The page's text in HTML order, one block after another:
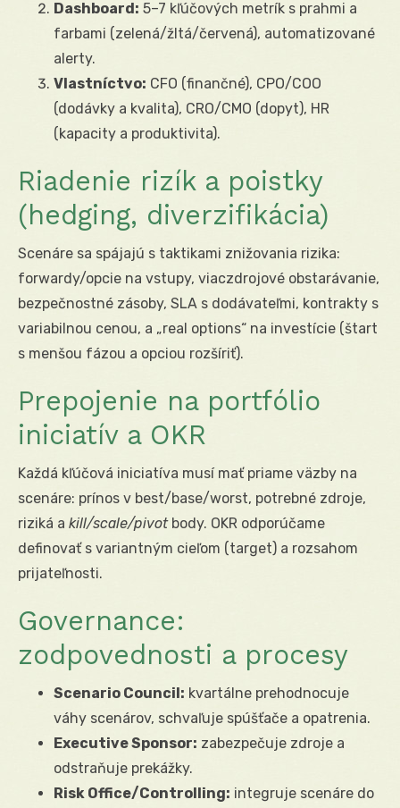
Dashboard: 5–7 kľúčových metrík s prahmi a
farbami (zelená/žltá/červená), automatizované
alerty.
Vlastníctvo: CFO (finančné), CPO/COO
(dodávky a kvalita), CRO/CMO (dopyt), HR
(kapacity a produktivita).
Riadenie rizík a poistky
(hedging, diverzifikácia)
Scenáre sa spájajú s taktikami znižovania rizika:
forwardy/opcie na vstupy, viaczdrojové obstarávanie,
bezpečnostné zásoby, SLA s dodávateľmi, kontrakty s
variabilnou cenou, a „real options“ na investície (štart
s menšou fázou a opciou rozšíriť).
Prepojenie na portfólio
iniciatív a OKR
Každá kľúčová iniciatíva musí mať priame väzby na
scenáre: prínos v best/base/worst, potrebné zdroje,
riziká a kill/scale/pivotbody. OKR odporúčame
definovať s variantným cieľom (target) a rozsahom
prijateľnosti.
Governance:
zodpovednosti a procesy
Scenario Council: kvartálne prehodnocuje
váhy scenárov, schvaľuje spúšťače a opatrenia.
Executive Sponsor: zabezpečuje zdroje a
odstraňuje prekážky.
Risk Office/Controlling: integruje scenáre do